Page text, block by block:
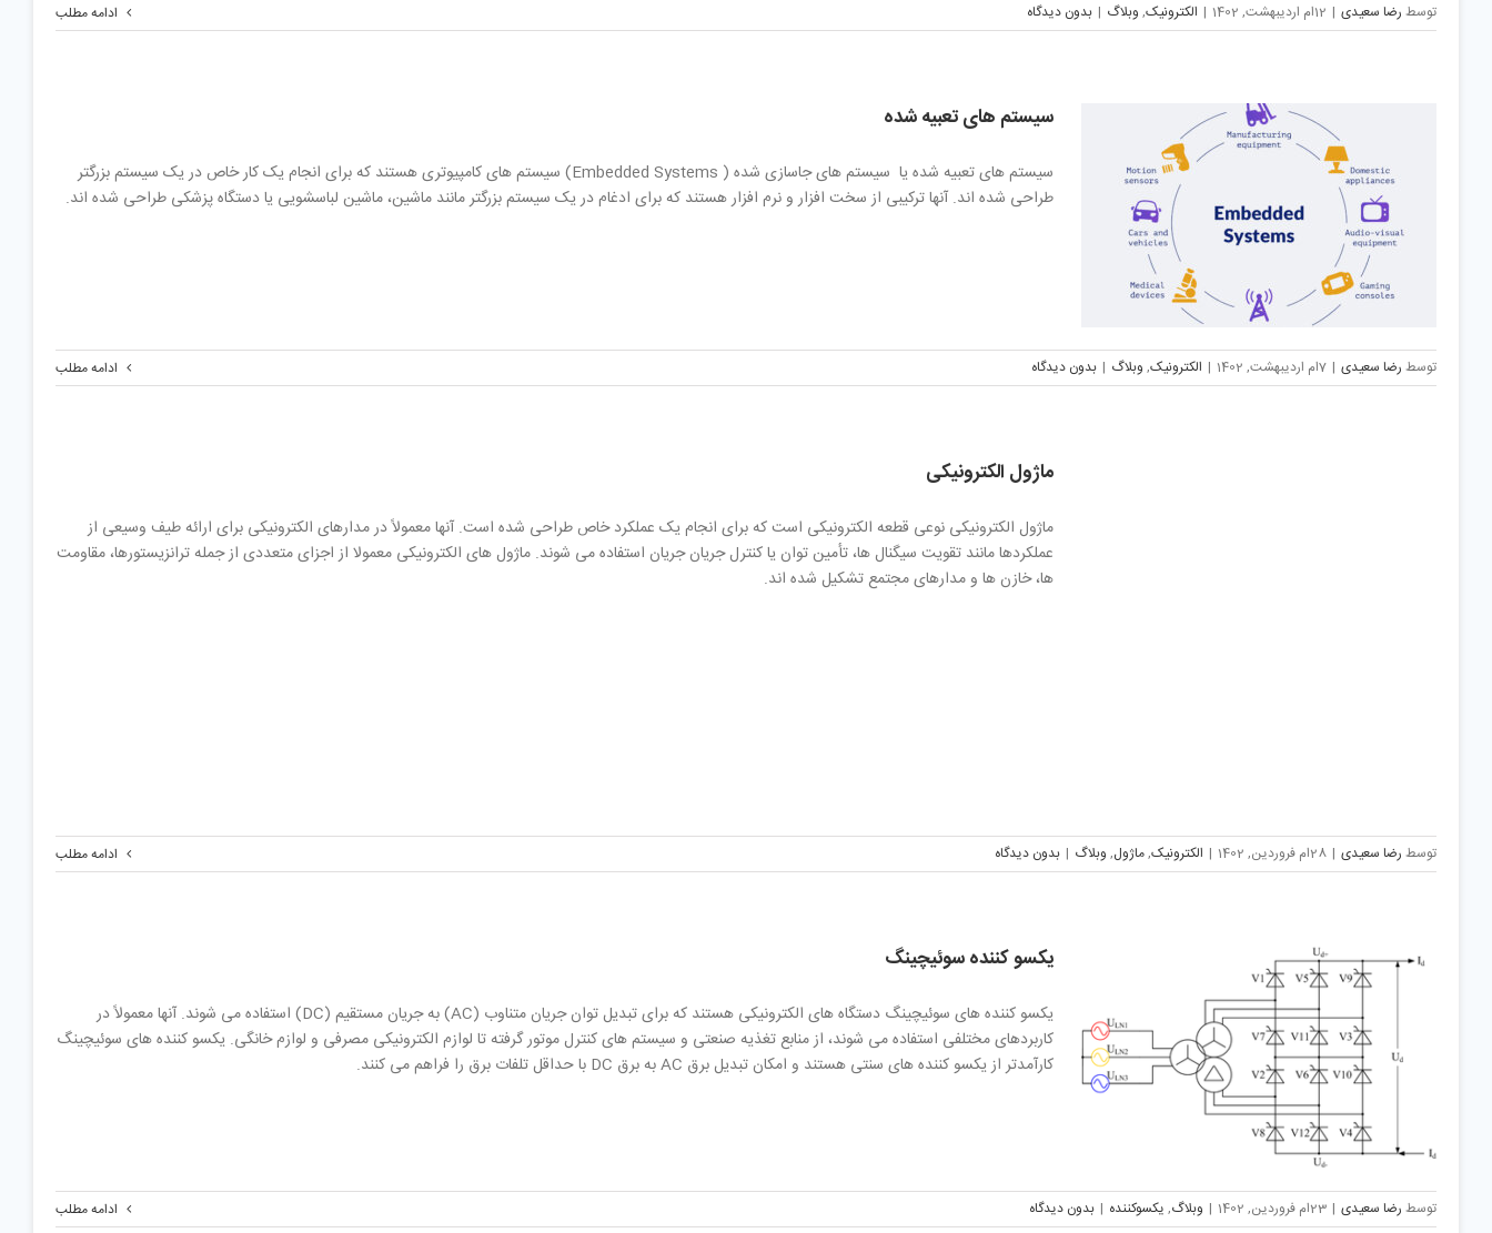
توسط رضا سعیدی | 12ام اردیبهشت, 1402 | الکترونیک, وبلاگ | بدون دیدگاه ادامه مطلب
سیستم های تعبیه‌ شده
سیستم های تعبیه‌ شده یا سیستم های جاسازی شده ( Embedded Systems) سیستم های کامپیوتری هستند که برای انجام یک کار خاص در یک سیستم بزرگتر
طراحی شده اند. آنها ترکیبی از سخت افزار و نرم افزار هستند که برای ادغام در یک سیستم بزرگتر مانند ماشین، ماشین لباسشویی یا دستگاه پزشکی طراحی شده اند.
توسط رضا سعیدی | 7ام اردیبهشت, 1402 | الکترونیک, وبلاگ | بدون دیدگاه ادامه مطلب
ماژول الکترونیکی
ماژول الکترونیکی نوعی قطعه الکترونیکی است که برای انجام یک عملکرد خاص طراحی شده است. آنها معمولاً در مدارهای الکترونیکی برای ارائه طیف وسیعی از
عملکردها مانند تقویت سیگنال ها، تأمین توان یا کنترل جریان جریان استفاده می شوند. ماژول های الکترونیکی معمولا از اجزای متعددی از جمله ترانزیستورها، مقاومت
ها، خازن ها و مدارهای مجتمع تشکیل شده اند.
توسط رضا سعیدی | 28ام فروردین, 1402 | الکترونیک,ماژول, وبلاگ | بدون دیدگاه ادامه مطلب
یکسو کننده سوئیچینگ
یکسو کننده های سوئیچینگ دستگاه های الکترونیکی هستند که برای تبدیل توان جریان متناوب (AC) به جریان مستقیم (DC) استفاده می شوند. آنها معمولاً در
کاربردهای مختلفی استفاده می شوند، از منابع تغذیه صنعتی و سیستم های کنترل موتور گرفته تا لوازم الکترونیکی مصرفی و لوازم خانگی. یکسو کننده های سوئیچینگ
کارآمدتر از یکسو کننده های سنتی هستند و امکان تبدیل برق AC به برق DC با حداقل تلفات برق را فراهم می کنند.
توسط رضا سعیدی | 23ام فروردین, 1402 | وبلاگ, یکسوکننده | بدون دیدگاه ادامه مطلب